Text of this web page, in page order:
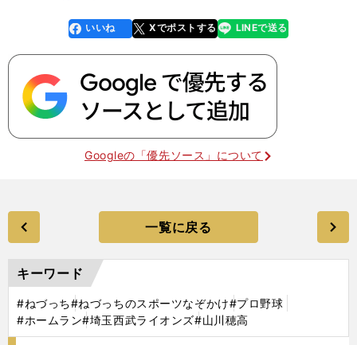
faceboo
k
いいね Xでポストする
line LINEで送る
Googleの「優先ソース」について
一覧に戻る
キーワード
#ねづっち#ねづっちのスポーツなぞかけ#プロ野球
#ホームラン#埼玉西武ライオンズ#山川穂高